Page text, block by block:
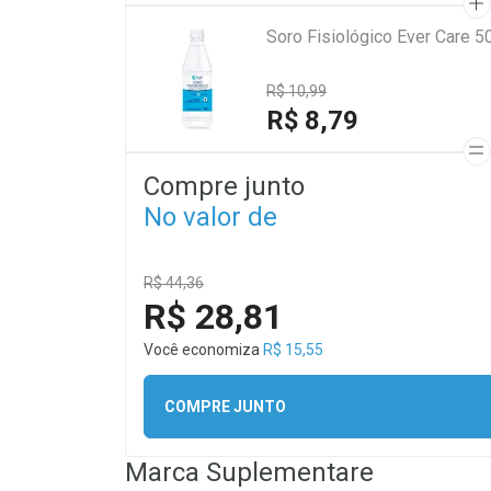
Soro Fisiológico Ever Care
R$ 10,99
R$ 8,79
Compre junto
No valor de
R$ 44,36
R$ 28,81
Você economiza R$ 15,55
COMPRE JUNTO
Marca Suplementare